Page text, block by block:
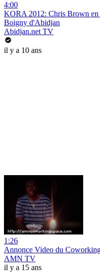
4:00
KORA 2012: Chris Brown en
Boigny d'Abidjan
Abidjan.net TV
il y a 10 ans
1:26
Annonce Video du
AMN TV
il y a 15 ans